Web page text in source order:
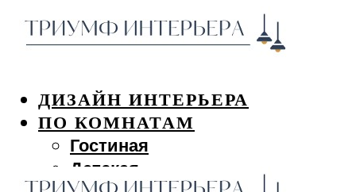
ДИЗАЙН ИНТЕРЬЕРА
ПО КОМНАТАМ
Гостиная
Детская